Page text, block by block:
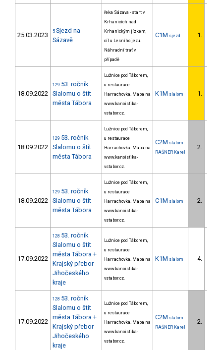
25.03.2023 5 Sjezd na
Sázavě
řeka Sázava - start v
Krhanicích nad
Krhanickým jízkem,
cíl u Lesního jezu.
Náhradní trať v
případě
C1M sjezd 1.
18.09.2022
129 53. ročník
Slalomu o štít
města Tábora
Lužnice pod Táborem,
u restaurace
Harrachovka. Mapa na
www.kanoistika-
vstabor.cz.
K1M slalom 1.
18.09.2022
129 53. ročník
Slalomu o štít
města Tábora
Lužnice pod Táborem,
u restaurace
Harrachovka. Mapa na
www.kanoistika-
vstabor.cz.
C2M slalom
RAŠNER Karel
2.
18.09.2022
129 53. ročník
Slalomu o štít
města Tábora
Lužnice pod Táborem,
u restaurace
Harrachovka. Mapa na
www.kanoistika-
vstabor.cz.
C1M slalom 2.
17.09.2022
128 53. ročník
Slalomu o štít
města Tábora +
Krajský přebor
Jihočeského
kraje
Lužnice pod Táborem,
u restaurace
Harrachovka. Mapa na
www.kanoistika-
vstabor.cz.
K1M slalom 4.
17.09.2022
128 53. ročník
Slalomu o štít
města Tábora +
Krajský přebor
Jihočeského
kraje
Lužnice pod Táborem,
u restaurace
Harrachovka. Mapa na
www.kanoistika-
vstabor.cz.
C2M slalom
RAŠNER Karel
2.